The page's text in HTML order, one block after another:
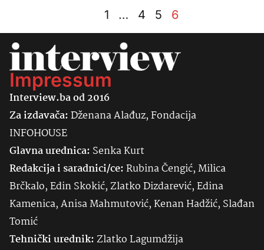
1 … 4 5 6
Impressum
Interview.ba od 2016
Za izdavača:Dženana Alađuz, Fondacija
INFOHOUSE
Glavna urednica: SenkaKurt
Redakcija i saradnici/ce:Rubina Čengić, Milica
Brčkalo, Edin Skokić, Zlatko Dizdarević, Edina
Kamenica, Anisa Mahmutović, Kenan Hadžić, Slađan
Tomić
Tehnički urednik:Zlatko Lagumdžija